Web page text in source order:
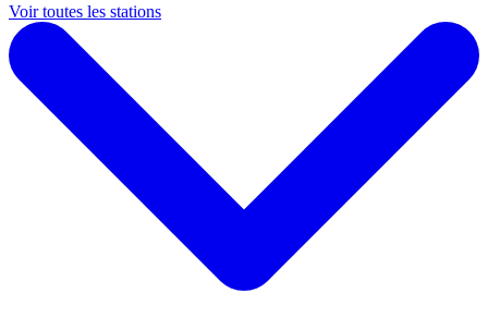
Voir toutes les stations